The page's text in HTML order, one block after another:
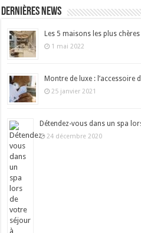
Dernières news
Les 5 maisons les plus
1 mai 2022
Montre de luxe : l’accessoire
25 janvier 2021
Détendez-vous dans un spa
24 décembre 2020